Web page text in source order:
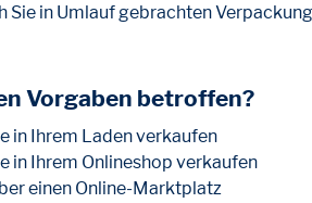
Sie in Umlauf gebrachten
Vorgaben betroffen?
in Ihrem Laden verkaufen
in Ihrem Onlineshop verkaufen
einen Online-Marktplatz